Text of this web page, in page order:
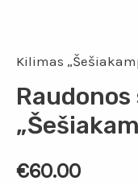
Kilimas
€60.00